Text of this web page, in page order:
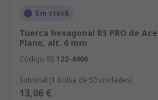
Em stock
Tuerca hexagonal RS PRO de
Plano, alt. 6 mm
Código RS 122-4406
Subtotal (1 bolsa de 50 unidades)
13,06 €